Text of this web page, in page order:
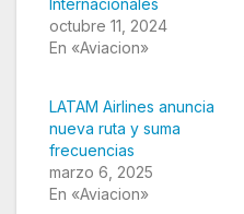
octubre 11, 2024
En «Aviacion»
LATAM Airlines anuncia
nueva ruta y suma
frecuencias
marzo 6, 2025
En «Aviacion»